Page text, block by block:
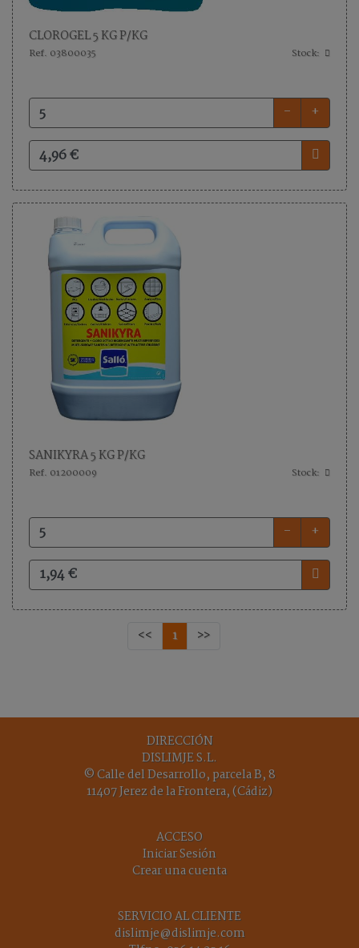
CLOROGEL 5 KG P/KG
Ref. 03800035 Stock:
- +
SANIKYRA 5 KG P/KG
Ref. 01200009 Stock:
- +
<< 1 >>
DIRECCIÓN
DISLIMJE S.L.
© Calle del Desarrollo, parcela B, 8
11407 Jerez de la Frontera, (Cádiz)
ACCESO
Iniciar Sesión
Crear una cuenta
SERVICIO AL CLIENTE
dislimje@dislimje.com